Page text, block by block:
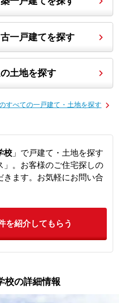
一戸建てを探す
土地を探す
すべての一戸建て・土地を探す
校」で戸建て・土地を探す
」。お客様のご住宅探しの
きます。お気軽にお問い合
を紹介してもらう
校の詳細情報